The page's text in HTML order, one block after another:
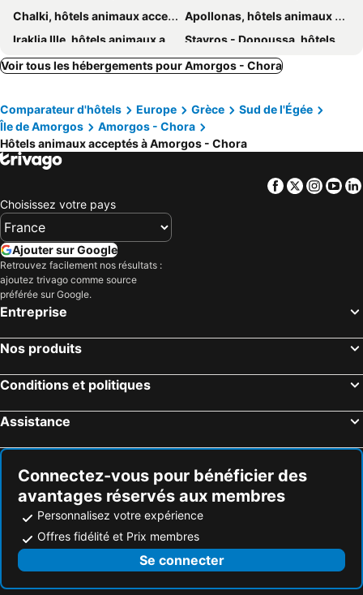
Chalki, hôtels animaux acceptés
Apollonas, hôtels animaux acceptés
Iraklia Ille, hôtels animaux acceptés
Stavros - Donoussa, hôtels animaux acceptés
Alyko, hôtels animaux acceptés
Tholaria, hôtels animaux acceptés
Voir tous les hébergements pour Amorgos - Chora
Comparateur d'hôtels Europe Grèce
Sud de l'Égée
Île de Amorgos
Amorgos - Chora
Hôtels animaux acceptés à Amorgos - Chora
Facebook
Twitter
Choisissez votre pays
Ajouter sur Google
Retrouvez facilement nos résultats :
ajoutez trivago comme source
préférée sur Google.
Entreprise
Nos produits
Conditions et politiques
Assistance
Connectez-vous pour bénéficier des
avantages réservés aux membres
Personnalisez votre expérience
Offres fidélité et Prix membres
Se connecter